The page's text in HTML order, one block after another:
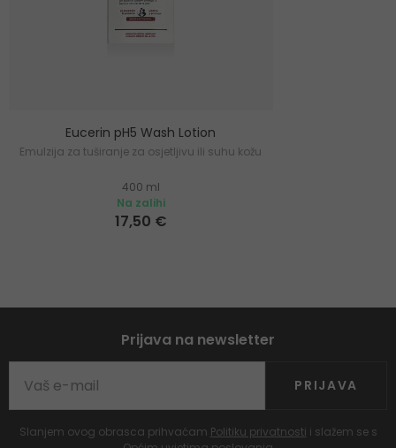
Eucerin pH5 Wash Lotion
Emulzija za tuširanje za osjetljivu ili suhu kožu
400 ml
Na zalihi
17,50 €
Prijava na newsletter
PRIJAVA
Slanjem ovog obrasca prihvaćam Politiku privatnosti i slažem se s